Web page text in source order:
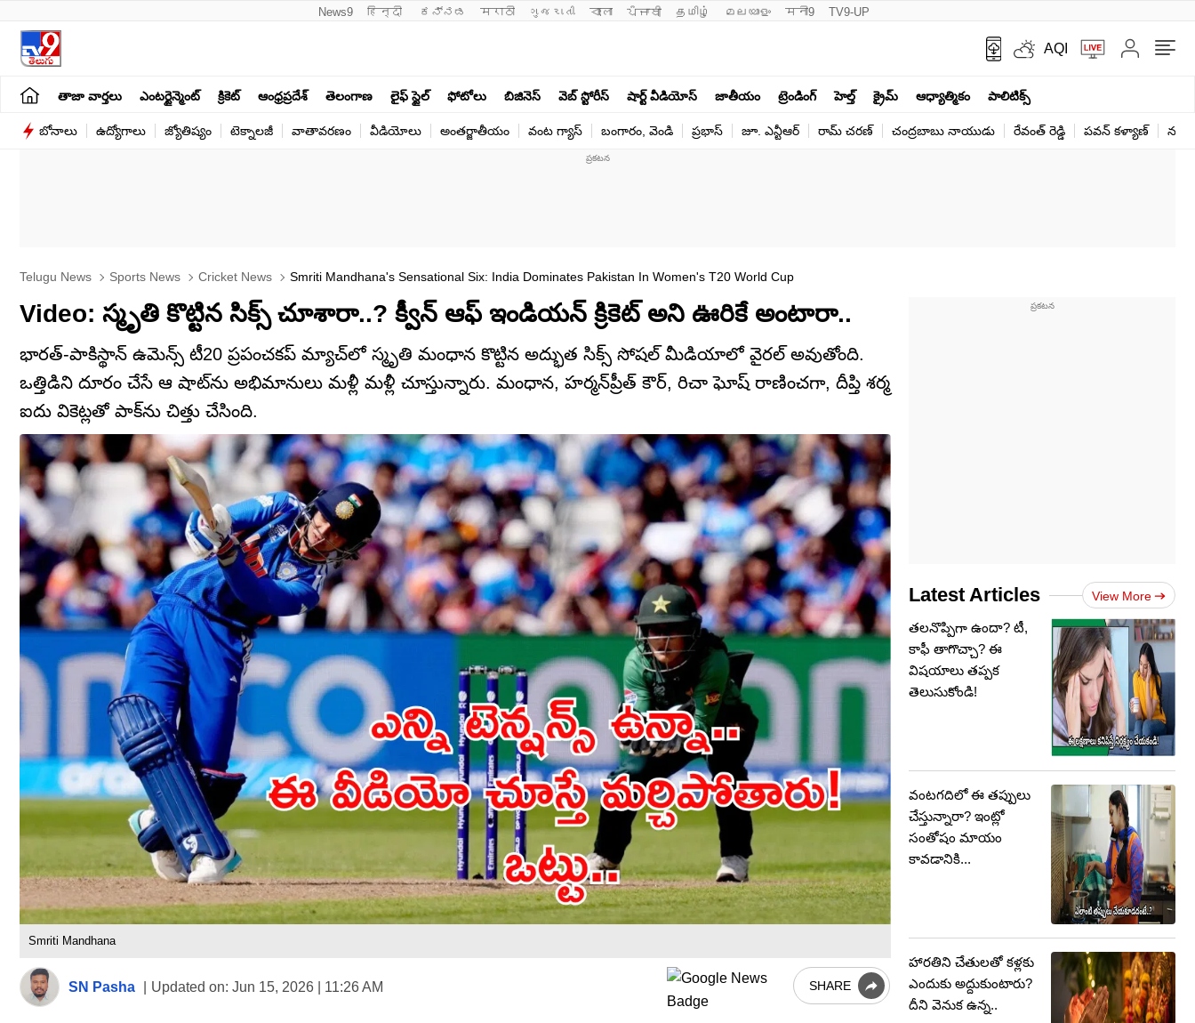
News9 हिन्दी ಕನ್ನಡ मराठी ગુજરાતી বাংলা ਪੰਜਾਬੀ தமிழ் മലയാളം मनी9 TV9-UP
AQI
తాజా వార్తలు ఎంటర్టైన్మెంట్ క్రికెట్ ఆంధ్రప్రదేశ్ తెలంగాణ లైఫ్ స్టైల్ ఫోటోలు బిజినెస్ వెబ్ స్టోరీస్ షార్ట్ వీడియోస్ జాతీయం ట్రెండింగ్ హెల్త్‌ క్రైమ్ ఆధ్యాత్మికం పాలిటిక్స్‌
బోనాలు ఉద్యోగాలు జ్యోతిష్యం టెక్నాలజీ వాతావరణం వీడియోలు అంతర్జాతీయం వంట గ్యాస్ బంగారం, వెండి ప్రభాస్ జూ. ఎన్టీఆర్ రామ్ చ‌ర‌ణ్‌ చంద్రబాబు నాయుడు రేవంత్ రెడ్డి పవన్ కళ్యాణ్
Telugu News Sports News Cricket News Smriti Mandhana's Sensational Six: India Dominates Pakistan In Women's T20 World Cup
Video: స్మృతి కొట్టిన సిక్స్ చూశారా..? క్వీన్ ఆఫ్ ఇండియన్ క్రికెట్ అని ఊరికే అంటారా..
భారత్-పాకిస్థాన్ ఉమెన్స్ టీ20 ప్రపంచకప్ మ్యాచ్‌లో స్మృతి మంధాన కొట్టిన అద్భుత సిక్స్ సోషల్ మీడియాలో వైరల్ అవుతోంది.
ఒత్తిడిని దూరం చేసే ఆ షాట్‌ను అభిమానులు మళ్లీ మళ్లీ చూస్తున్నారు. మంధాన, హర్మన్‌ప్రీత్ కౌర్, రిచా ఘోష్ రాణించగా, దీప్తి శర్మ
ఐదు వికెట్లతో పాక్‌ను చిత్తు చేసింది.
Smriti Mandhana
SN Pasha Updated on: Jun 15, 2026 | 11:26 AM SHARE
Latest Articles View More
తలనొప్పిగా ఉందా? టీ,
కాఫీ తాగొచ్చా? ఈ
విషయాలు తప్పక
తెలుసుకోండి!
వంటగదిలో ఈ తప్పులు
చేస్తున్నారా? ఇంట్లో
సంతోషం మాయం
కావడానికి...
హారతిని చేతులతో కళ్లకు
ఎందుకు అద్దుకుంటారు?
దీని వెనుక ఉన్న..